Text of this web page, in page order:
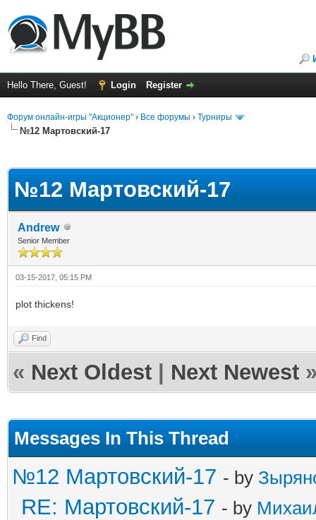
Hello There, Guest! Login Register
Форум онлайн-игры "Акционер" › Все форумы › Турниры
№12 Мартовский-17
№12 Мартовский-17
Andrew
Senior Member
03-15-2017, 05:15 PM
plot thickens!
Find
« Next Oldest Next Newest
Messages In This Thread
№12 Мартовский-17 - by
RE: Мартовский-17 - by